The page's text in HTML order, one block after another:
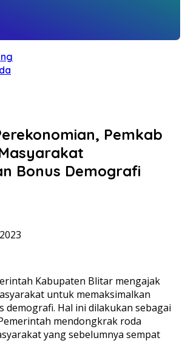
Pemkab
Bonus Demografi
Kabupaten Blitar mengajak
untuk memaksimalkan
demografi. Hal ini dilakukan sebagai
mendongkrak roda
yang sebelumnya sempat